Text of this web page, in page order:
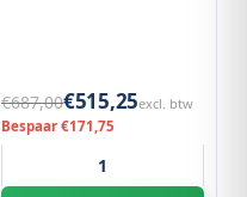
€687,00€515,25excl. btw
Bespaar €171,75